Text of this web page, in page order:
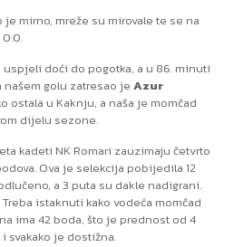
mirno, mreže su mirovale te se na
doći do pogotka, a u 86. minuti
golu zatresao je Azur
ostala u Kaknju, a naša je momčad
dijelu sezone.
kadeti NK Romari zauzimaju četvrto
Ova je selekcija pobijedila 12
a 3 puta su dakle nadigrani.
Treba istaknuti kako vodeća momčad
ima 42 boda, što je prednost od 4
svakako je dostižna.